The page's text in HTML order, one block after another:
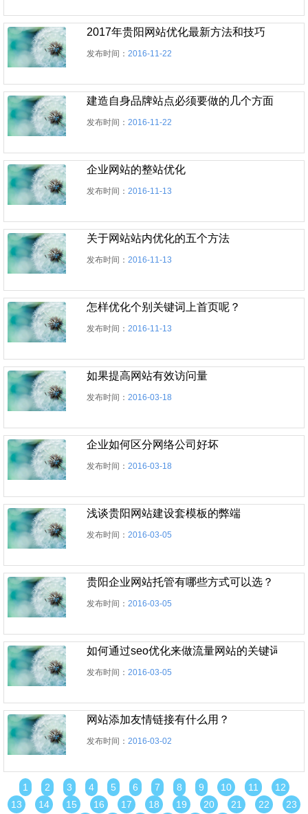
2017年贵阳网站优化最新方法和技巧
发布时间：2016-11-22
建造自身品牌站点必须要做的几个方面
发布时间：2016-11-22
企业网站的整站优化
发布时间：2016-11-13
关于网站站内优化的五个方法
发布时间：2016-11-13
怎样优化个别关键词上首页呢？
发布时间：2016-11-13
如果提高网站有效访问量
发布时间：2016-03-18
企业如何区分网络公司好坏
发布时间：2016-03-18
浅谈贵阳网站建设套模板的弊端
发布时间：2016-03-05
贵阳企业网站托管有哪些方式可以选？
发布时间：2016-03-05
如何通过seo优化来做流量网站的关键词排名
发布时间：2016-03-05
网站添加友情链接有什么用？
发布时间：2016-03-02
1 2 3 4 5 6 7 8 9 10 11
12
13
14 15 16 17 18 19 20 21 22 23